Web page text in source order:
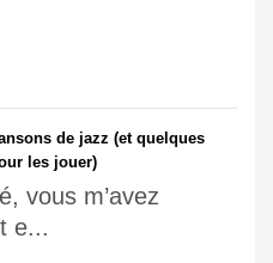
de jazz (et quelques
les jouer)
vous m’avez
e...